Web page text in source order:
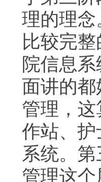
理的理
比较完
院信息
面讲的
管理，
作站、
系统。
管理这